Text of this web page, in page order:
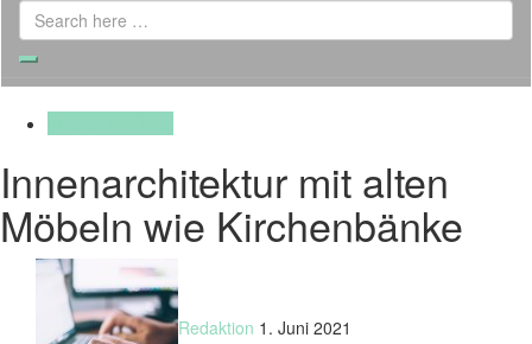
for:
Search
Innenarchitektur mit alten
Möbeln wie Kirchenbänke
Redaktion 1. Juni 2021